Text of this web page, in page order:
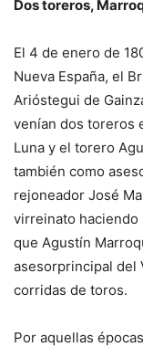
Dos toreros,
El 4 de enero de
Nueva España, el
Arióstegui de
venían dos toreros
Luna y el torero
también como
rejoneador José
virreinato
que Agustín
asesorprincipal del
corridas de toros.
Por aquellas